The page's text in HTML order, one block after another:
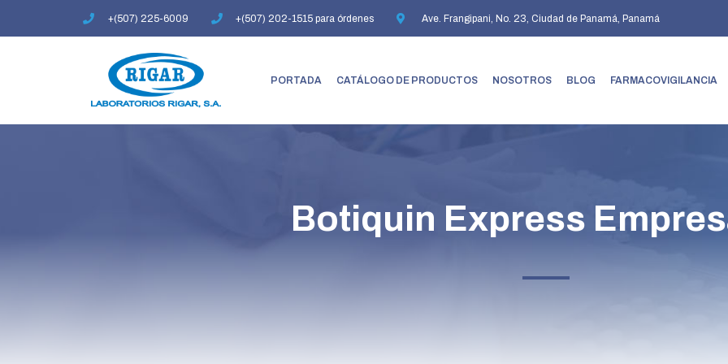
+(507) 225-6009 +(507) 202-1515 para órdenes Ave. Frangipani, No. 23, Ciudad de Panamá, Panamá
PORTADA CATÁLOGO DE PRODUCTOS NOSOTROS BLOG FARMACOVIGILANCIA
Botiquin Express